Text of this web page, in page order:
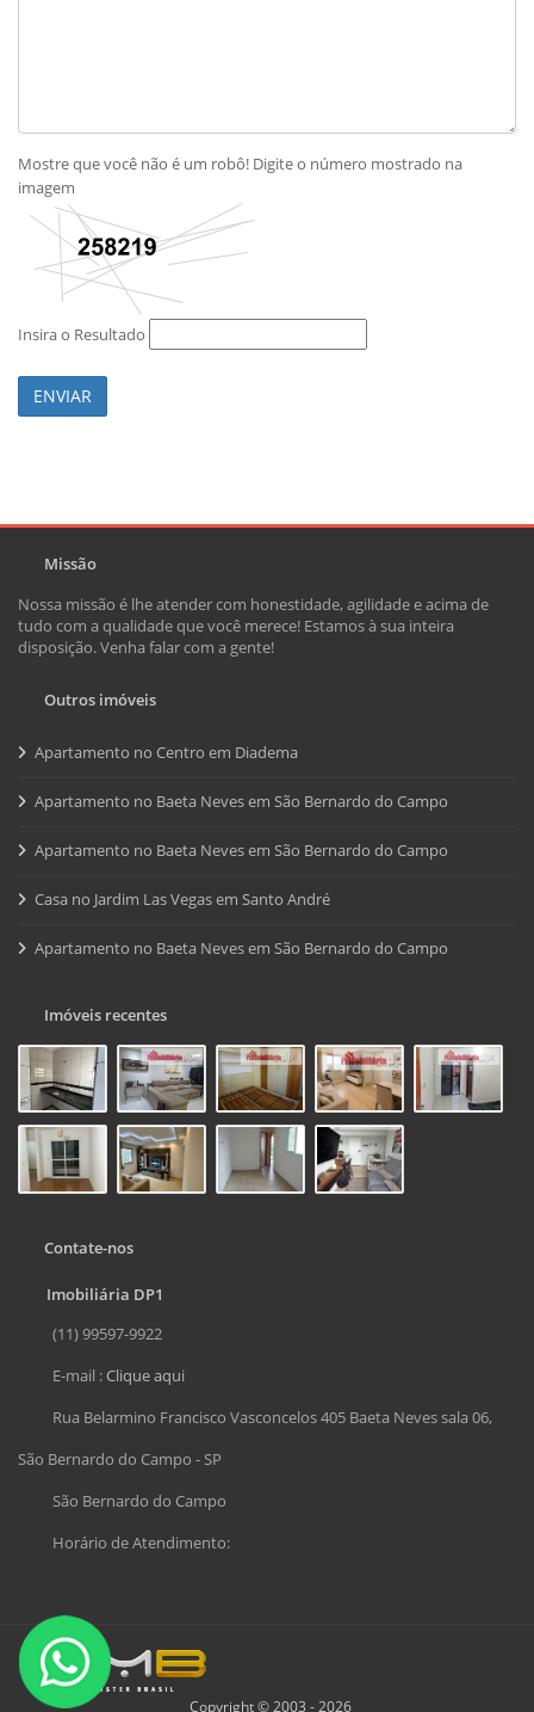
Mostre que você não é um robô! Digite o número mostrado na
imagem
Insira o Resultado
ENVIAR
Missão
Nossa missão é lhe atender com honestidade, agilidade e acima de
tudo com a qualidade que você merece! Estamos à sua inteira
disposição. Venha falar com a gente!
Outros imóveis
Apartamento no Centro em Diadema
Apartamento no Baeta Neves em São Bernardo do Campo
Apartamento no Baeta Neves em São Bernardo do Campo
Casa no Jardim Las Vegas em Santo André
Apartamento no Baeta Neves em São Bernardo do Campo
Imóveis recentes
Contate-nos
Imobiliária DP1
(11) 99597-9922
E-mail :Clique aqui
Rua Belarmino Francisco Vasconcelos 405 Baeta Neves sala 06,
São Bernardo do Campo - SP
São Bernardo do Campo
Horário de Atendimento:
Copyright © 2003 - 2026